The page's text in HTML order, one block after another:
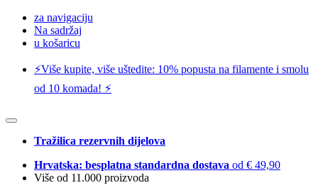
za navigaciju
Na sadržaj
u košaricu
⚡️Više kupite, više uštedite: 10% popusta na filamente i smolu
od 10 komada! ⚡️
Tražilica rezervnih dijelova
Hrvatska: besplatna standardna dostava od € 49,90
Više od 11.000 proizvoda